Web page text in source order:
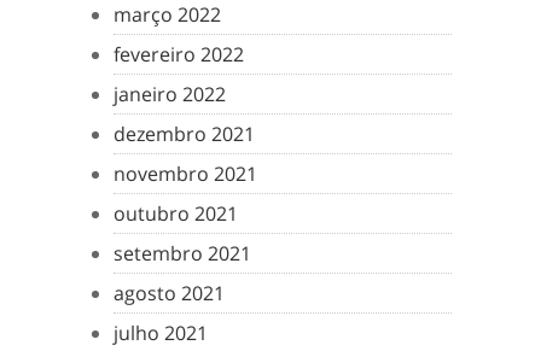
março 2022
fevereiro 2022
janeiro 2022
dezembro 2021
novembro 2021
outubro 2021
setembro 2021
agosto 2021
julho 2021